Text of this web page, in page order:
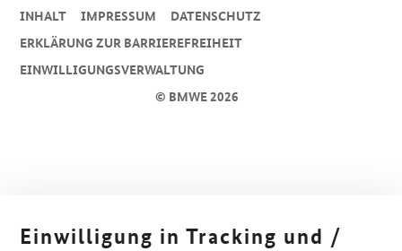
© BMWE 2026
INHALT IMPRESSUM
DA­TEN­SCHUTZ
ERKLÄRUNG ZUR BARRIEREFREIHEIT
EINWILLIGUNGSVERWALTUNG
Einwilligung in Tracking und /